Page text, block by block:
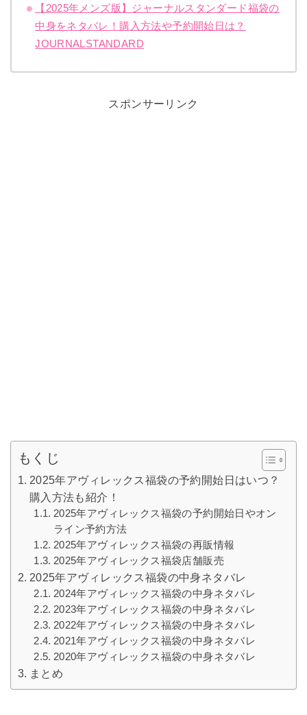
【2025年メンズ版】ジャーナルスタンダード福袋の
中身をネタバレ！購入方法や予約開始日は？
JOURNALSTANDARD
スポンサーリンク
もくじ
2025年アヴィレックス福袋の予約開始日はいつ？
購入方法も紹介！
2025年アヴィレックス福袋の予約開始日やオン
ライン予約方法
2025年アヴィレックス福袋の再販情報
2025年アヴィレックス福袋店舗販売
2025年アヴィレックス福袋の中身ネタバレ
2024年アヴィレックス福袋の中身ネタバレ
2023年アヴィレックス福袋の中身ネタバレ
2022年アヴィレックス福袋の中身ネタバレ
2021年アヴィレックス福袋の中身ネタバレ
2020年アヴィレックス福袋の中身ネタバレ
まとめ